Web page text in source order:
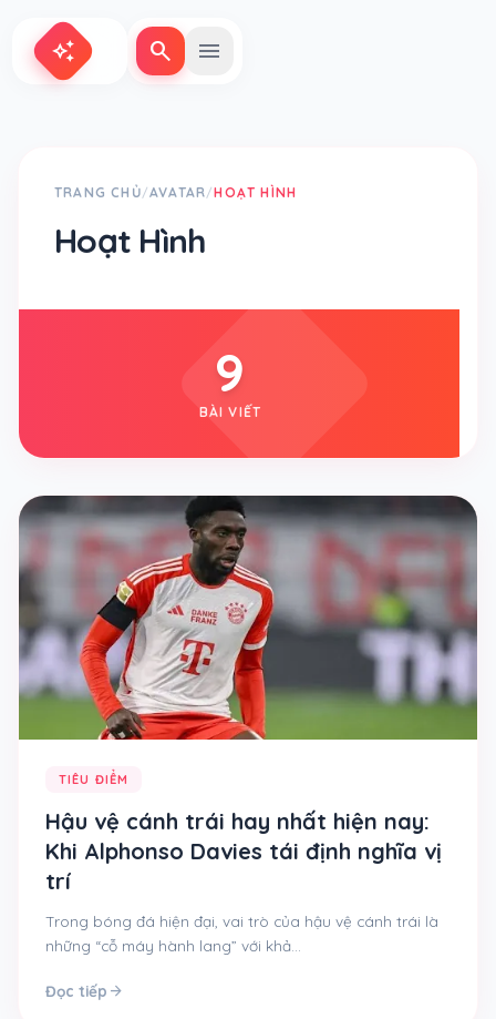
auto_awesome search menu
TRANG CHỦ/AVATAR/HOẠT HÌNH
Hoạt Hình
9
BÀI VIẾT
TIÊU ĐIỂM
Hậu vệ cánh trái hay nhất hiện nay:
Khi Alphonso Davies tái định nghĩa vị
trí
Trong bóng đá hiện đại, vai trò của hậu vệ cánh trái là
những “cỗ máy hành lang” với khả…
Đọc tiếp arrow_forward